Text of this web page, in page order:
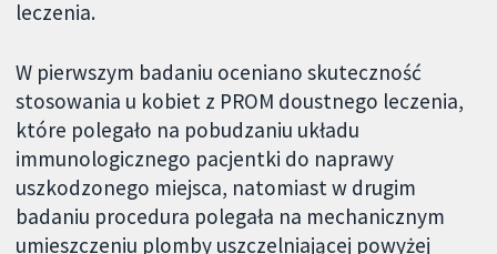
leczenia.
W pierwszym badaniu oceniano skuteczność
stosowania u kobiet z PROM doustnego leczenia,
które polegało na pobudzaniu układu
immunologicznego pacjentki do naprawy
uszkodzonego miejsca, natomiast w drugim
badaniu procedura polegała na mechanicznym
umieszczeniu plomby uszczelniającej powyżej